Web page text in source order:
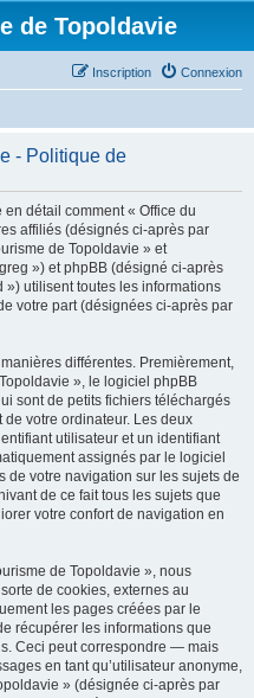
de Topoldavie
Connexion
Inscription
- Politique de
détail comment « Office du
affiliés (désignés ci-après par
de Topoldavie » et
») et phpBB (désigné ci-après
utilisent toutes les informations
votre part (désignées ci-après par
différentes. Premièrement,
», le logiciel phpBB
sont de petits fichiers téléchargés
votre ordinateur. Les deux
utilisateur et un identifiant
assignés par le logiciel
de votre navigation sur les sujets de
de ce fait tous les sujets que
votre confort de navigation en
de Topoldavie », nous
de cookies, externes au
les pages créées par le
récupérer les informations que
Ceci peut correspondre — mais
en tant qu’utilisateur anonyme,
» (désignée ci-après par